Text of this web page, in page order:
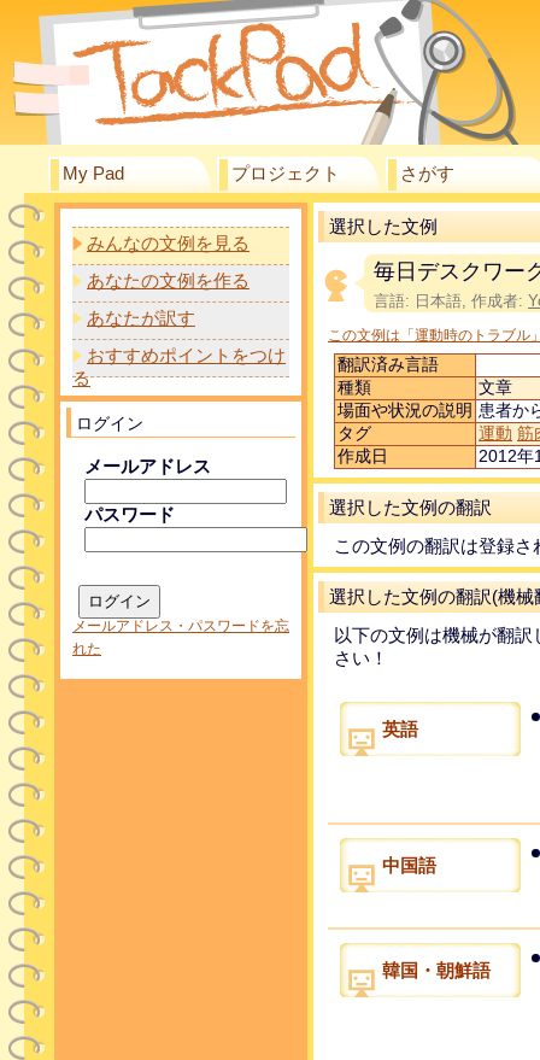
My Pad プロジェクト さがす
みんなの文例を見る
あなたの文例を作る
あなたが訳す
おすすめポイントをつけ
る
ログイン
メールアドレス
パスワード
メールアドレス・パスワードを忘
れた
選択した文例
毎日デスクワー
言語: 日本語, 作成者:
この文例は「運動時のトラブル
翻訳済み言語
種類
文章
場面や状況の説明 患者か
タグ
運動 筋
作成日
2012年
選択した文例の翻訳
この文例の翻訳は登録さ
選択した文例の翻訳(機械
以下の文例は機械が翻
さい！
英語
中国語
韓国・朝鮮語